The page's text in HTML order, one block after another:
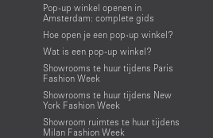
Pop-up winkel openen in
Amsterdam: complete gids
Hoe open je een pop-up winkel?
Wat is een pop-up winkel?
Showrooms te huur tijdens Paris
Fashion Week
Showrooms te huur tijdens New
York Fashion Week
Showroom ruimtes te huur tijdens
Milan Fashion Week